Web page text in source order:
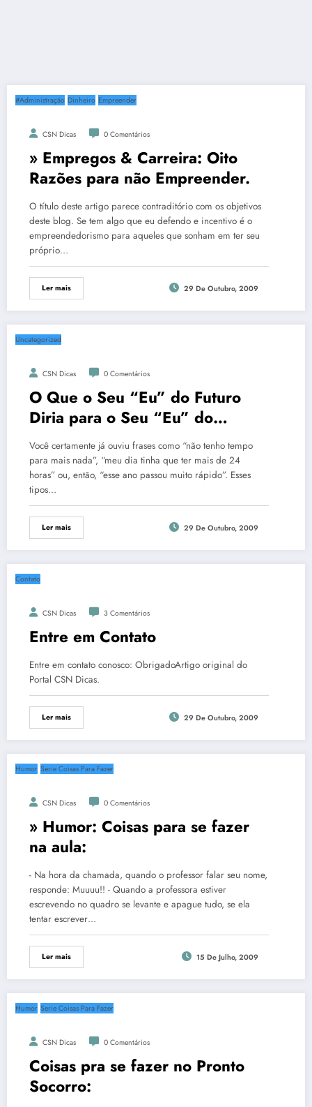
#Administração Dinheiro Empreender
CSN Dicas 0 Comentários
» Empregos & Carreira: Oito
Razões para não Empreender.
O título deste artigo parece contraditório com os objetivos
deste blog. Se tem algo que eu defendo e incentivo é o
empreendedorismo para aqueles que sonham em ter seu
próprio…
Ler mais 29 De Outubro, 2009
Uncategorized
CSN Dicas 0 Comentários
O Que o Seu “Eu” do Futuro
Diria para o Seu “Eu” do
Presente?
Você certamente já ouviu frases como “não tenho tempo
para mais nada”, “meu dia tinha que ter mais de 24
horas” ou, então, “esse ano passou muito rápido”. Esses
tipos…
Ler mais 29 De Outubro, 2009
Contato
CSN Dicas 3 Comentários
Entre em Contato
Entre em contato conosco: ObrigadoArtigo original do
Portal CSN Dicas.
Ler mais 29 De Outubro, 2009
Humor Serie Coisas Para Fazer
CSN Dicas 0 Comentários
» Humor: Coisas para se fazer
na aula:
- Na hora da chamada, quando o professor falar seu nome,
responde: Muuuu!! - Quando a professora estiver
escrevendo no quadro se levante e apague tudo, se ela
tentar escrever…
Ler mais 15 De Julho, 2009
Humor Serie Coisas Para Fazer
CSN Dicas 0 Comentários
Coisas pra se fazer no Pronto
Socorro: